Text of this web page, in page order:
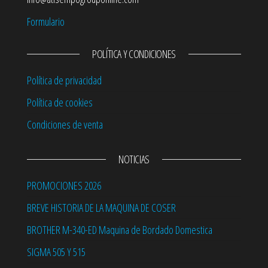
Formulario
POLÍTICA Y CONDICIONES
Política de privacidad
Política de cookies
Condiciones de venta
NOTICIAS
PROMOCIONES 2026
BREVE HISTORIA DE LA MAQUINA DE COSER
BROTHER M-340-ED Maquina de Bordado Domestica
SIGMA 505 Y 515